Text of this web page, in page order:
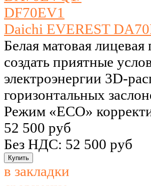
Daichi EVEREST
Белая матовая
создать приятные
электроэнергии 3D-
горизонтальных
Режим «ECO»
52 500 руб
Без НДС: 52 500 руб
в закладки